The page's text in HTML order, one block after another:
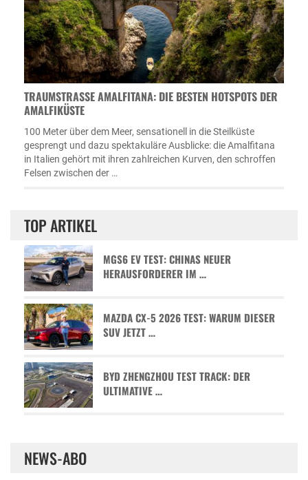
TRAUMSTRASSE AMALFITANA: DIE BESTEN HOTSPOTS DER A
MALFIKÜSTE
100 Meter über dem Meer, sensationell in die Steilküste
gesprengt und dazu spektakuläre Ausblicke: die Amalfitana
in Italien gehört mit ihren zahlreichen Kurven, den schroffen
Felsen zwischen der …
TOP ARTIKEL
MGS6 EV TEST: CHINAS NEUER
HERAUSFORDERER IM …
MAZDA CX-5 2026 TEST: WARUM DIESER
SUV JETZT …
BYD ZHENGZHOU TEST TRACK: DER
ULTIMATIVE …
NEWS-ABO